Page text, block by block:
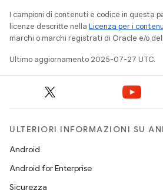
I campioni di contenuti e codice in questa
licenze descritte nella Licenza per i
marchi o marchi registrati di Oracle e/o
Ultimo aggiornamento 2025-07-27 UTC.
ULTERIORI INFORMAZIONI SU
Android
Android for Enterprise
Sicurezza